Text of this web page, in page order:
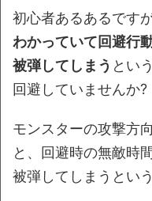
初心者あるあるですが
わかっていて回避行
被弾してしまう とい
回避していませんか?
モンスターの攻撃方
と、回避時の無敵時
被弾してしまうとい